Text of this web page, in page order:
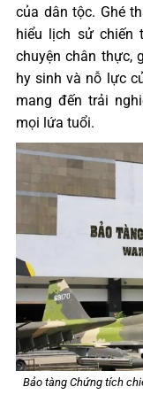
của dân tộc. Ghé
hiểu lịch sử chiến
chuyện chân thực,
hy sinh và nỗ lực
mang đến trải
mọi lứa tuổi.
Bảo tàng Chứng tích